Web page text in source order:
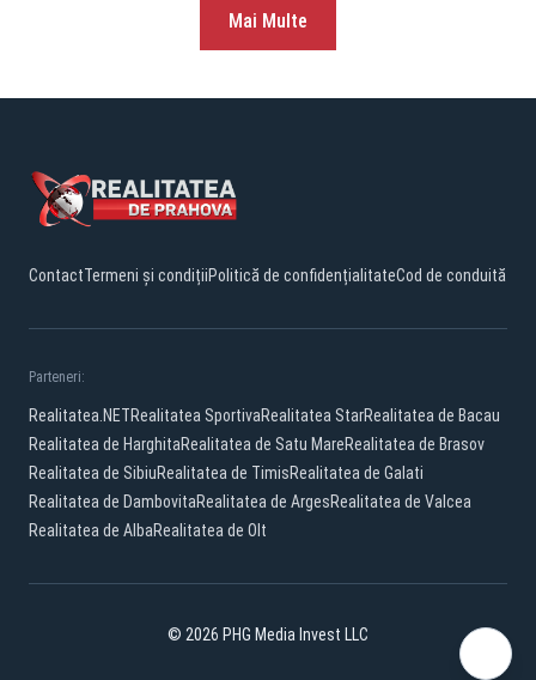
Mai Multe
ContactTermeni și condițiiPolitică de confidențialitateCod de conduită
Parteneri:
Realitatea.NETRealitatea SportivaRealitatea StarRealitatea de Bacau
Realitatea de HarghitaRealitatea de Satu MareRealitatea de Brasov
Realitatea de SibiuRealitatea de TimisRealitatea de Galati
Realitatea de DambovitaRealitatea de ArgesRealitatea de Valcea
Realitatea de AlbaRealitatea de Olt
© 2026 PHG Media Invest LLC